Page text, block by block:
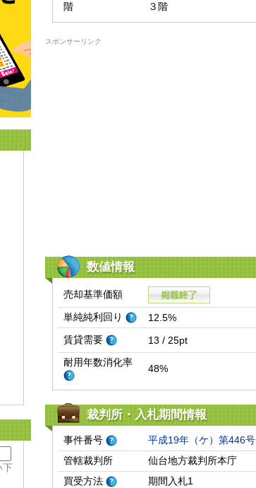
下
階
３階
スポンサーリンク
数値情報
売却基準価額
単純純利回り
12.5%
賃貸需要
13 / 25pt
耐用年数消化率
48%
裁判所・入札期間情報
事件番号 平成19年（ケ）第446号
管轄裁判所
仙台地方裁判所本庁
買受方法
期間入札1